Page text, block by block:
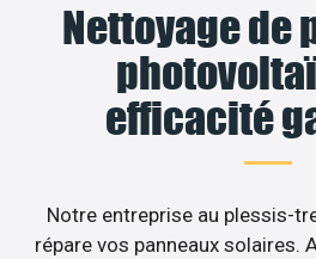
Nettoyage de
efficacité
Notre entreprise au plessis-
répare vos panneaux solaires.